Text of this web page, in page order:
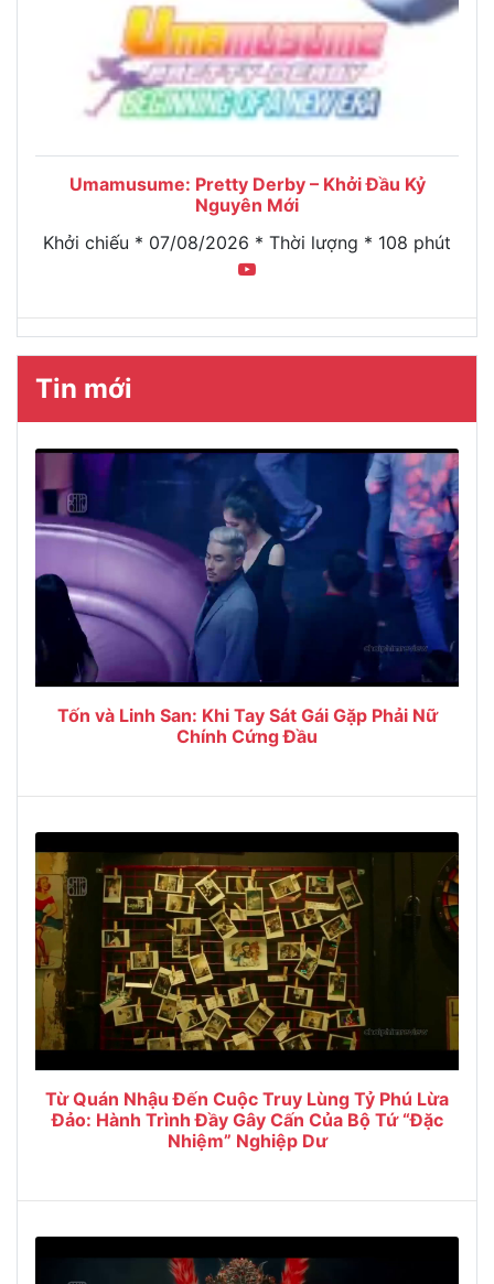
Umamusume: Pretty Derby – Khởi Đầu Kỷ
Nguyên Mới
Khởi chiếu * 07/08/2026 * Thời lượng * 108 phút
Tin mới
Tốn và Linh San: Khi Tay Sát Gái Gặp Phải Nữ
Chính Cứng Đầu
Từ Quán Nhậu Đến Cuộc Truy Lùng Tỷ Phú Lừa
Đảo: Hành Trình Đầy Gây Cấn Của Bộ Tứ “Đặc
Nhiệm” Nghiệp Dư